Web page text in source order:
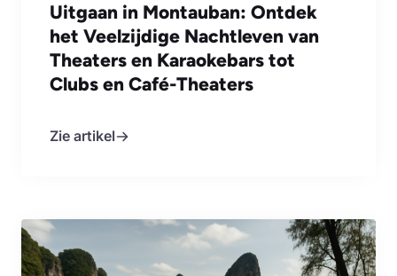
Uitgaan in Montauban: Ontdek
het Veelzijdige Nachtleven van
Theaters en Karaokebars tot
Clubs en Café-Theaters
Zie artikel